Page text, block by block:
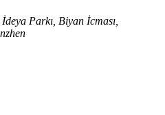
Parkı, Biyan İcması,